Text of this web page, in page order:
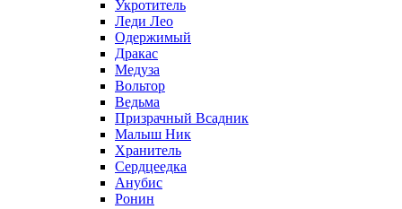
Укротитель
Леди Лео
Одержимый
Дракас
Медуза
Вольтор
Ведьма
Призрачный Всадник
Малыш Ник
Хранитель
Сердцеедка
Анубис
Ронин